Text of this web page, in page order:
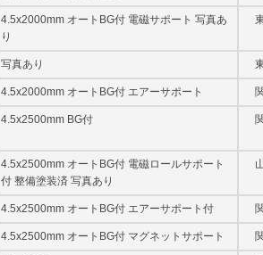
4.5x2000mm オートBG付 電磁サポート 写真あ
り
写真あり
4.5x2000mm オートBG付 エアーサポート
4.5x2500mm BG付
4.5x2500mm オートBG付 電磁ロールサポート
付 整備塗装済 写真あり
4.5x2500mm オートBG付 エアーサポート付
4.5x2500mm オートBG付 マグネットサポート